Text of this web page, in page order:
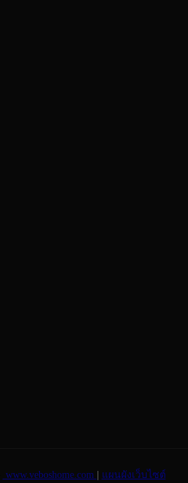
www.veboshome.com | แผนผังเว็บไซต์